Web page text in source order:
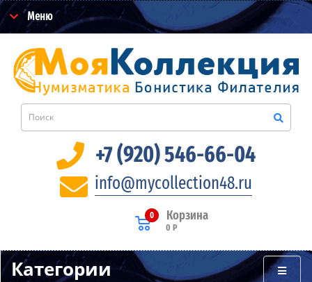
Меню
+7 (920) 546-66-04
info@mycollection48.ru
Корзина
0
0 Р
Категории